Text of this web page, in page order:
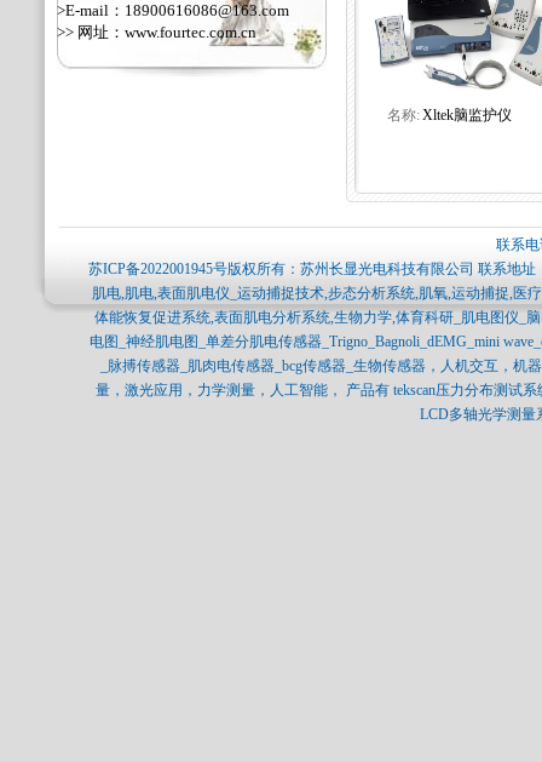
>E-mail：18900616086@163.com
>> 网址： www.fourtec.com.cn
名称:Xltek脑监护仪
联系
苏ICP备2022001945号版权所有：苏州长显光电科技有限公司 联系地
肌电,肌电,表面肌电仪_运动捕捉技术,步态分析系统,肌氧,运动捕捉,医
体能恢复促进系统,表面肌电分析系统,生物力学,体育科研_肌电图仪_
电图_神经肌电图_单差分肌电传感器_Trigno_Bagnoli_dEMG_mini
_脉搏传感器_肌肉电传感器_bcg传感器_生物传感器，人机交互，
量，激光应用，力学测量，人工智能， 产品有 tekscan压力分布测试
LCD多轴光学测量